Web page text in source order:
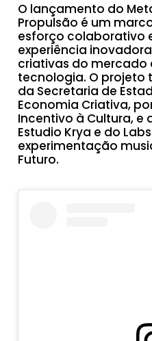
O lançamento do
Propulsão é um
esforço colaborativo
experiência
criativas do mercado
tecnologia. O projeto
da Secretaria de
Economia Criativa,
Incentivo à Cultura, e
Estudio Krya e do
experimentação
Futuro.